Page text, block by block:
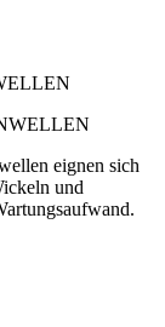
eignen sich
und